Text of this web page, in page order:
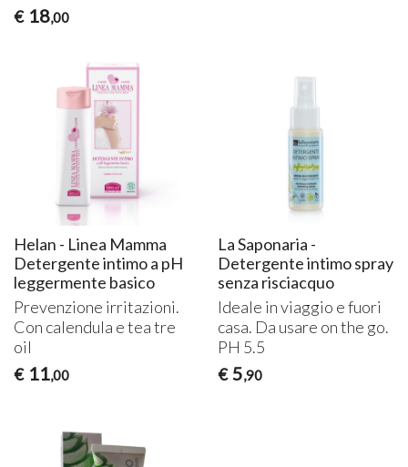
€ 18,00
Helan - Linea Mamma
Detergente intimo a pH
leggermente basico
Prevenzione irritazioni.
Con calendula e tea tre
oil
€ 11,00
La Saponaria -
Detergente intimo spray
senza risciacquo
Ideale in viaggio e fuori
casa. Da usare on the go.
PH 5.5
€ 5,90